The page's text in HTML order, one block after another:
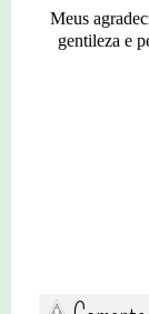
Meus
gentileza e